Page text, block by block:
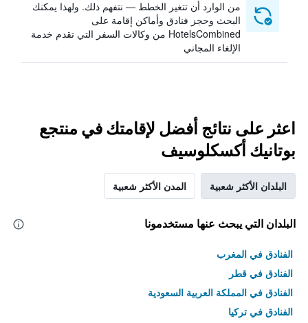
من الوارد أن تتغير الخطط — نتفهم ذلك. ولهذا يمكنك
البحث وحجز فنادق وأماكن إقامة على
HotelsCombined من وكالات السفر التي تقدم خدمة
الإلغاء المجاني
اعثر على نتائج أفضل لإقامتك في منتجع
بوتانيك أكسكلوسيف
البلدان الأكثر شعبية المدن الأكثر شعبية
البلدان التي يبحث عنها مستخدمونا
الفنادق في المغرب
الفنادق في قطر
الفنادق في المملكة العربية السعودية
الفنادق في تركيا